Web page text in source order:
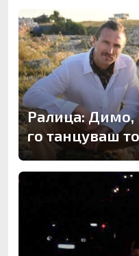
Ралица: Димо,
го танцуваш